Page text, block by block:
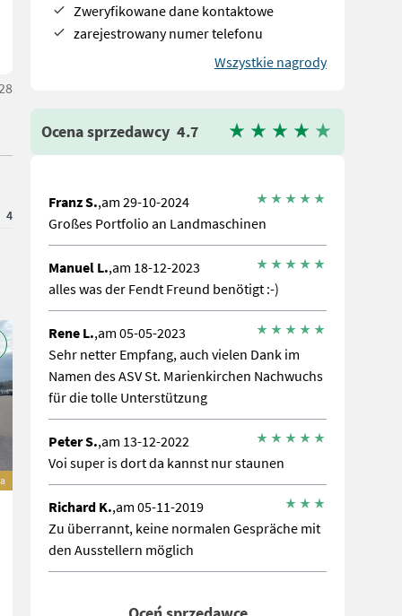
4
Zweryfikowane dane kontaktowe
zarejestrowany numer telefonu
Wszystkie nagrody
Ocena sprzedawcy 4.7
Franz S.,am 29-10-2024
Großes Portfolio an Landmaschinen
Manuel L.,am 18-12-2023
alles was der Fendt Freund benötigt :-)
Rene L.,am 05-05-2023
Sehr netter Empfang, auch vielen Dank im
Namen des ASV St. Marienkirchen Nachwuchs
für die tolle Unterstützung
Peter S.,am 13-12-2022
Voi super is dort da kannst nur staunen
Richard K.,am 05-11-2019
Zu überrannt, keine normalen Gespräche mit
den Ausstellern möglich